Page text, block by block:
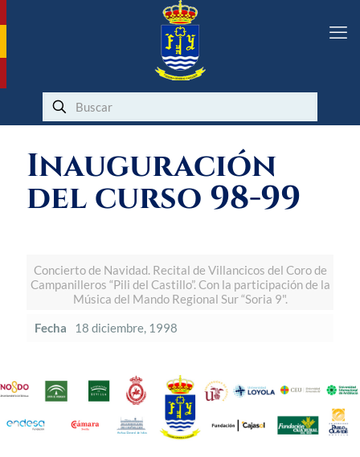
Inauguración
del curso 98-99
Concierto de Navidad. Recital de Villancicos del Coro de
Campanilleros “Pili del Castillo”. Con la participación de la
Música del Mando Regional Sur “Soria 9".
Fecha
18 diciembre, 1998